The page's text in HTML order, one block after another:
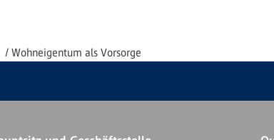
Wohneigentum als Vorsorge